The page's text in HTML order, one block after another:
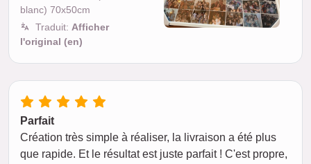
blanc) 70x50cm
Traduit: Afficher
l'original (en)
Parfait
Création très simple à réaliser, la livraison a été plus
que rapide. Et le résultat est juste parfait ! C'est propre,